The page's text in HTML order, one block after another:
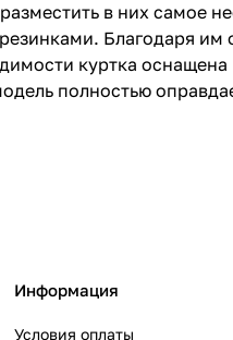
в них самое
Благодаря им
куртка оснащена
полностью
Информация
Условия оплаты